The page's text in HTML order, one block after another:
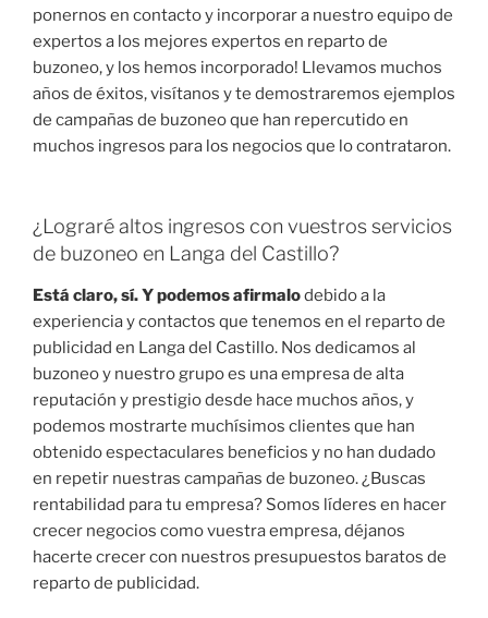
ponernos en contacto y incorporar a nuestro equipo de
expertos a los mejores expertos en reparto de
buzoneo, y los hemos incorporado! Llevamos muchos
años de éxitos, visítanos y te demostraremos ejemplos
de campañas de buzoneo que han repercutido en
muchos ingresos para los negocios que lo contrataron.
¿Lograré altos ingresos con vuestros servicios
de buzoneo en Langa del Castillo?
Está claro, sí. Y podemos afirmalodebido a la
experiencia y contactos que tenemos en el reparto de
publicidad en Langa del Castillo. Nos dedicamos al
buzoneo y nuestro grupo es una empresa de alta
reputación y prestigio desde hace muchos años, y
podemos mostrarte muchísimos clientes que han
obtenido espectaculares beneficios y no han dudado
en repetir nuestras campañas de buzoneo. ¿Buscas
rentabilidad para tu empresa? Somos líderes en hacer
crecer negocios como vuestra empresa, déjanos
hacerte crecer con nuestros presupuestos baratos de
reparto de publicidad.